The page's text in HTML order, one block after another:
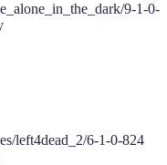
9-1-0-
left4dead_2/6-1-0-824